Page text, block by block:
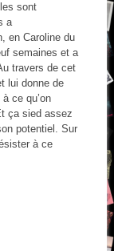
sont
a
en Caroline du
semaines et a
travers de cet
lui donne de
ce qu’on
ça sied assez
potentiel. Sur
à ce